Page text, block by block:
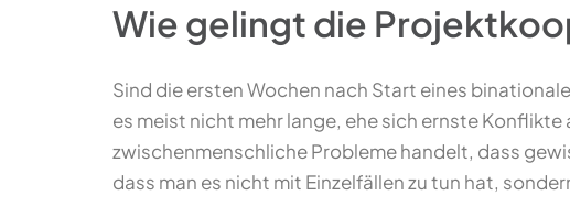
Wie gelingt die
Sind die ersten Wochen nach Start eines
es meist nicht mehr lange, ehe sich ernste
zwischenmenschliche Probleme handelt, dass
dass man es nicht mit Einzelfällen zu tun hat,